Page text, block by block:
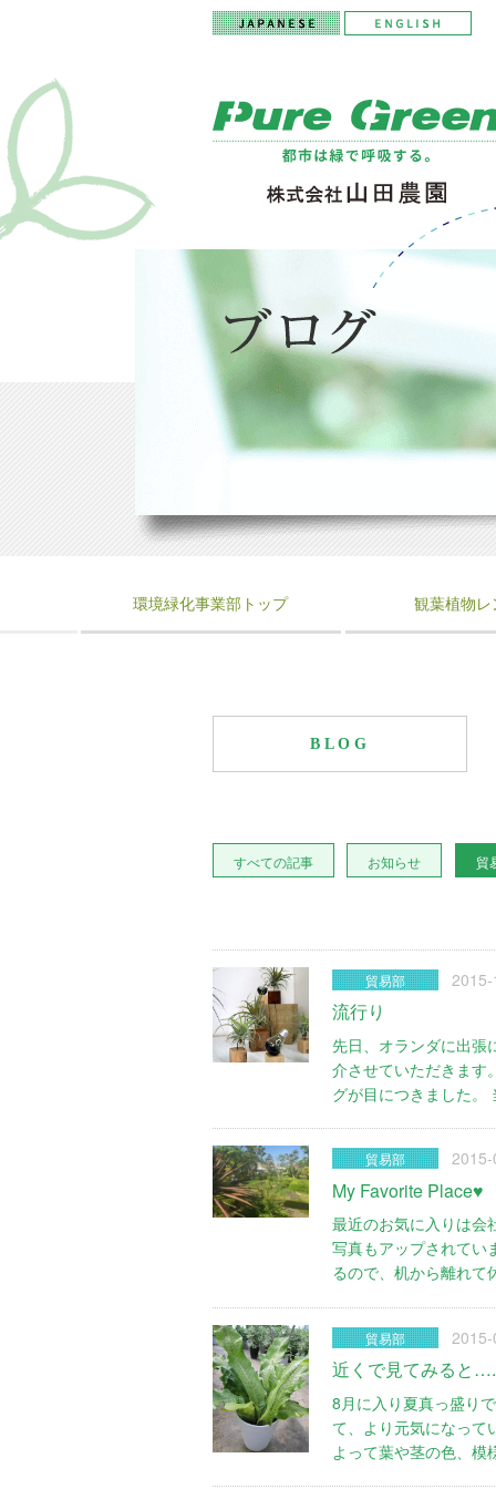
環境緑化事業部トップ 観葉植物レ
BLOG
すべての記事 お知らせ 貿
貿易部
流行り
先日、オランダに出張
介させていただきます
グが目につきました
貿易部
My Favorite Place♥
最近のお気に入りは
写真もアップされてい
るので、机から離れ
貿易部
近くで見てみると
8月に入り夏真っ盛り
て、より元気になって
よって葉や茎の色、